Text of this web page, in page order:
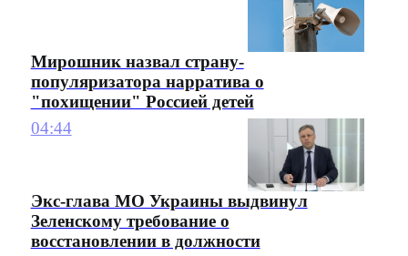
Мирошник назвал страну-
популяризатора нарратива о
"похищении" Россией детей
04:44
Экс-глава МО Украины выдвинул
Зеленскому требование о
восстановлении в должности